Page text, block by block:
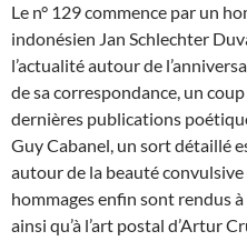
Le n° 129 commence par un
indonésien Jan Schlechter
l’actualité autour de
de sa correspondance, un
dernières publications
Guy Cabanel, un sort détaillé
autour de la beauté
hommages enfin sont rendus
ainsi qu’à l’art postal d’Artur